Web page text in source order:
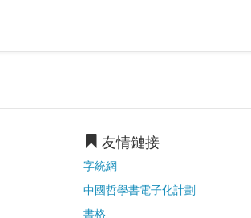
友情鏈接
字統網
中國哲學書電子化計劃
書格